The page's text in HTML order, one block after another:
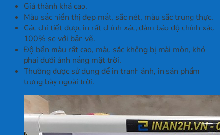
Giá thành khá cao.
Màu sắc hiển thị đẹp mắt, sắc nét, màu sắc trung thực.
Các chi tiết được in rất chính xác, đảm bảo độ chính xác
100% so với bản vẽ.
Độ bền màu rất cao, màu sắc không bị mài mòn, khó
phai dưới ánh nắng mặt trời.
Thường được sử dụng để in tranh ảnh, in sản phẩm
trưng bày ngoài trời.